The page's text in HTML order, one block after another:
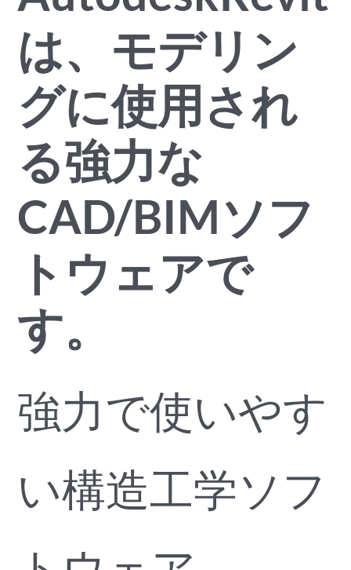
は、モデリン
グに使用され
る強力な
CAD/BIMソフ
トウェアで
す。
強力で使いやす
い構造工学ソフ